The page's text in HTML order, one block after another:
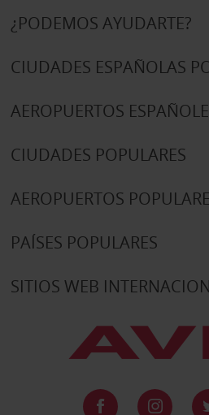
¿PODEMOS AYUDARTE?
CIUDADES ESPAÑOLAS
AEROPUERTOS
CIUDADES POPULARES
AEROPUERTOS
PAÍSES POPULARES
SITIOS WEB